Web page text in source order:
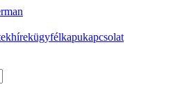
hírekügyfélkapukapcsolat